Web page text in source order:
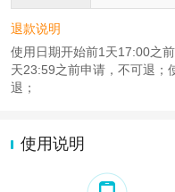
退款说明
使用日期开始前1天17:00之
天23:59之前申请，不可退；
退；
使用说明